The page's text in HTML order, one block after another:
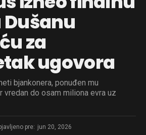
za
ugovora
bjankonera, ponuđen mu
vredan do osam miliona evra uz
pre: jun 20, 2026